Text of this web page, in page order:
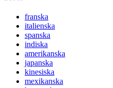
franska
italienska
spanska
indiska
amerikanska
japanska
kinesiska
mexikanska